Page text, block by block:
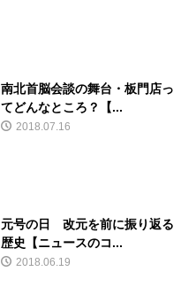
南北首脳会談の舞台・板門店っ
てどんなところ？【...
2018.07.16
元号の日 改元を前に振り返る
歴史【ニュースのコ...
2018.06.19